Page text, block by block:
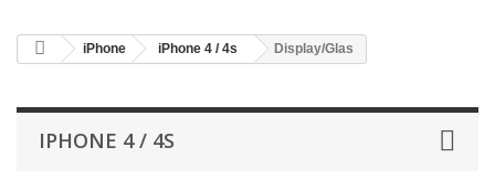
iPhone iPhone 4 / 4s Display/Glas
IPHONE 4 / 4S